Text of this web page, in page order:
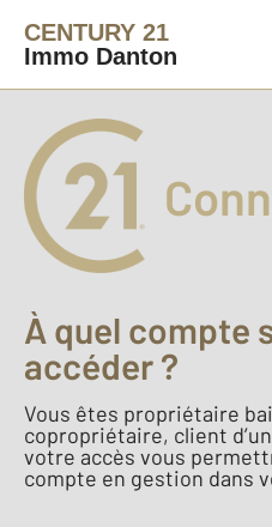
CENTURY 21
Immo Danton
À quel compte
accéder ?
Vous êtes propriétaire
copropriétaire, client
votre accès vous
compte en gestion dans